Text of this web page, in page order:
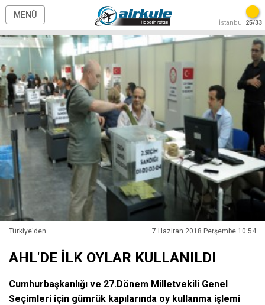
MENÜ
İstanbul 25/33
Türkiye'den 7 Haziran 2018 Perşembe 10:54
AHL'DE İLK OYLAR KULLANILDI
Cumhurbaşkanlığı ve 27.Dönem Milletvekili Genel
Seçimleri için gümrük kapılarında oy kullanma işlemi